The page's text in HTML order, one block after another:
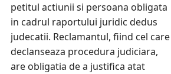
petitul actiunii si persoana obligata
in cadrul raportului juridic dedus
judecatii. Reclamantul, fiind cel care
declanseaza procedura judiciara,
are obligatia de a justifica atat